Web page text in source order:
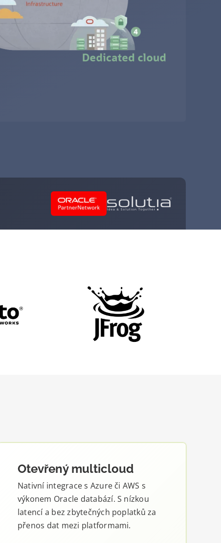
Otevřený multicloud
Nativní integrace s Azure či AWS s
výkonem Oracle databází. S nízkou
latencí a bez zbytečných poplatků za
přenos dat mezi platformami.